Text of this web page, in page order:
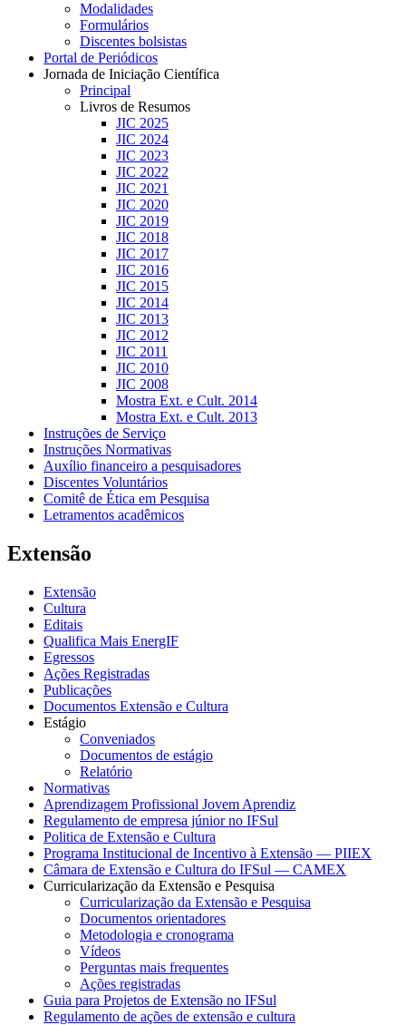
Modalidades
Formulários
Discentes bolsistas
Portal de Periódicos
Jornada de Iniciação Científica
Principal
Livros de Resumos
JIC 2025
JIC 2024
JIC 2023
JIC 2022
JIC 2021
JIC 2020
JIC 2019
JIC 2018
JIC 2017
JIC 2016
JIC 2015
JIC 2014
JIC 2013
JIC 2012
JIC 2011
JIC 2010
JIC 2008
Mostra Ext. e Cult. 2014
Mostra Ext. e Cult. 2013
Instruções de Serviço
Instruções Normativas
Auxílio financeiro a pesquisadores
Discentes Voluntários
Comitê de Ética em Pesquisa
Letramentos acadêmicos
Extensão
Extensão
Cultura
Editais
Qualifica Mais EnergIF
Egressos
Ações Registradas
Publicações
Documentos Extensão e Cultura
Estágio
Conveniados
Documentos de estágio
Relatório
Normativas
Aprendizagem Profissional Jovem Aprendiz
Regulamento de empresa júnior no IFSul
Politica de Extensão e Cultura
Programa Institucional de Incentivo à Extensão — PIIEX
Câmara de Extensão e Cultura do IFSul — CAMEX
Curricularização da Extensão e Pesquisa
Curricularização da Extensão e Pesquisa
Documentos orientadores
Metodologia e cronograma
Vídeos
Perguntas mais frequentes
Ações registradas
Guia para Projetos de Extensão no IFSul
Regulamento de ações de extensão e cultura